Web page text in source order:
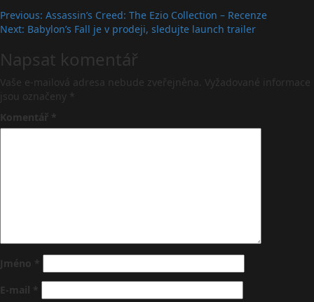
Post
navigation
Previous: Assassin’s Creed: The Ezio Collection – Recenze
Next: Babylon’s Fall je v prodeji, sledujte launch trailer
Napsat komentář
Vaše e-mailová adresa nebude zveřejněna. Vyžadované informace
jsou označeny *
Komentář *
Jméno *
E-mail *